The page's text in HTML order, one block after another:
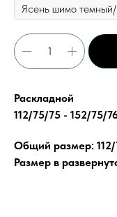
Раскладной
112/75/75 - 152/75/
Общий размер:
Размер в